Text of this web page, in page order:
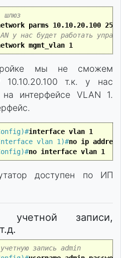
шлюз
parms 10.10.20.100
у нас будет работать
mgmt_vlan 1
мы не сможем
10.10.20.100 т.к. у нас
на интерфейсе VLAN 1.
interface vlan 1
vlan 1)#no ip address
no interface vlan 1
доступен по ИП
учетной записи,
запись admin